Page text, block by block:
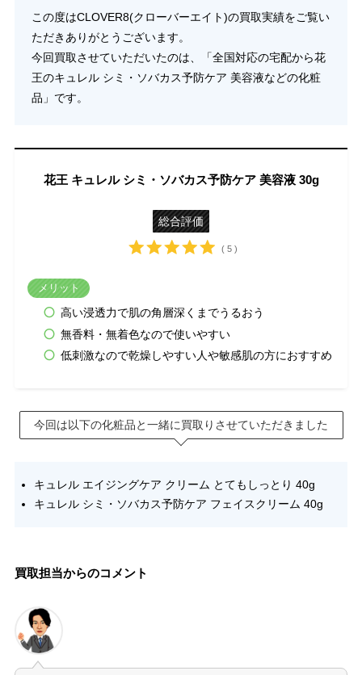
この度はCLOVER8(クローバーエイト)の買取実績をご覧い
ただきありがとうございます。
今回買取させていただいたのは、「全国対応の宅配から花
王のキュレル シミ・ソバカス予防ケア 美容液などの化粧
品」です。
花王 キュレル シミ・ソバカス予防ケア 美容液 30g
総合評価
( 5 )
メリット
高い浸透力で肌の角層深くまでうるおう
無香料・無着色なので使いやすい
低刺激なので乾燥しやすい人や敏感肌の方におすすめ
今回は以下の化粧品と一緒に買取りさせていただきました
キュレル エイジングケア クリーム とてもしっとり 40g
キュレル シミ・ソバカス予防ケア フェイスクリーム 40g
買取担当からのコメント